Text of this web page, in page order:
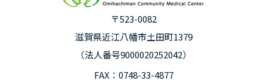
〒523-0082
滋賀県近江八幡市土田町1379
（法人番号9000020252042）
FAX：0748-33-4877